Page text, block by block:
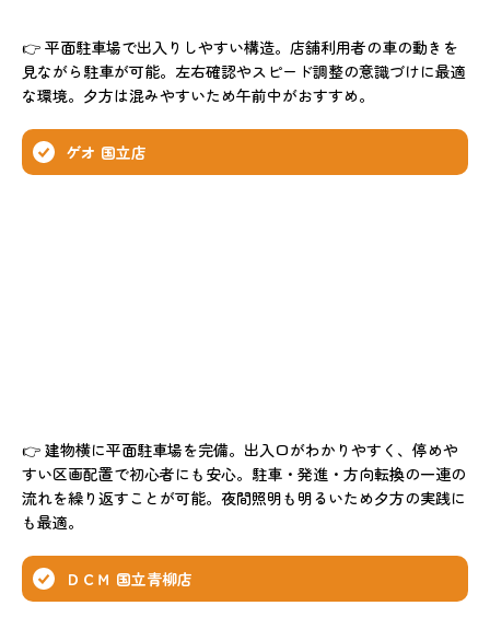
👉 平面駐車場で出入りしやすい構造。店舗利用者の車の動きを
見ながら駐車が可能。左右確認やスピード調整の意識づけに最適
な環境。夕方は混みやすいため午前中がおすすめ。
ゲオ 国立店
👉 建物横に平面駐車場を完備。出入口がわかりやすく、停めや
すい区画配置で初心者にも安心。駐車・発進・方向転換の一連の
流れを繰り返すことが可能。夜間照明も明るいため夕方の実践に
も最適。
ＤＣＭ 国立青柳店